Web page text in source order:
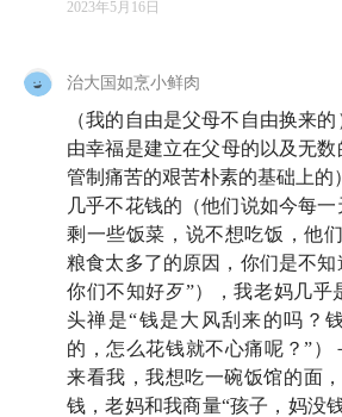
21:38妈妈第一次讲和爸爸相识相爱
的爱情真好磕）
24:45活到老学到老的妈妈，未来
发热
👩 第二位妈妈：持续创业
27:13 持续创业的重庆企业家妈妈
28:31 卖房还钱，妈妈说，那时候
2023年5月16日
治大国如烹小鲜肉
（我的自由是父母不自由换来
由幸福是建立在父母的以及无
管制痛苦的艰苦朴素的基础上的
几乎不花钱的（他们说如今每
剩一些饭菜，说不想吃饭，他
粮食太多了的原因，你们是不知
你们不知好歹”），我老妈几乎
头禅是“钱是大风刮来的吗？
的，怎么花钱就不心痛呢？”）
来看我，我想吃一碗饭馆的面
钱，老妈和我商量“孩子，妈没